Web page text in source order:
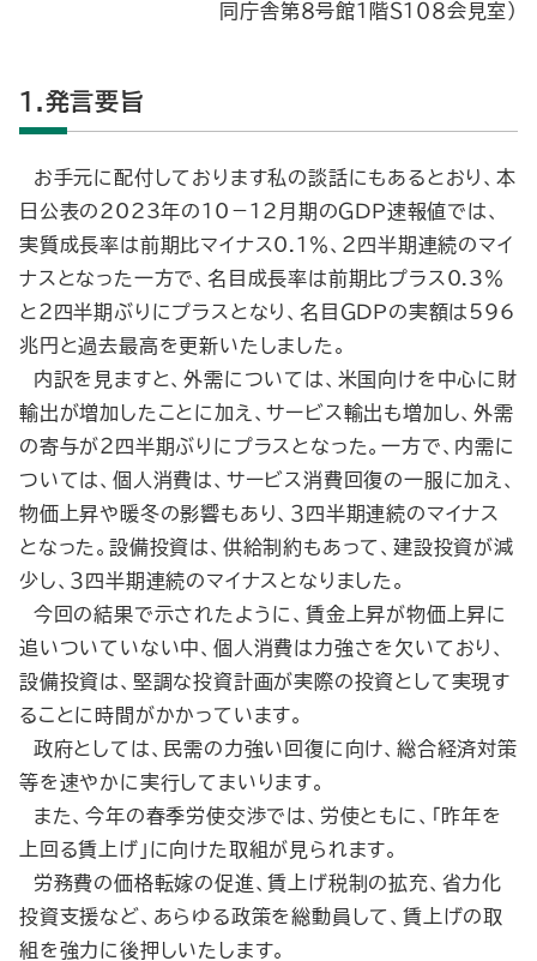
同庁舎第８号館１階Ｓ１０８会見室）
1.発言要旨
お手元に配付しております私の談話にもあるとおり、本
日公表の2023年の10－12月期のＧＤＰ速報値では、
実質成長率は前期比マイナス0.1％、２四半期連続のマイ
ナスとなった一方で、名目成長率は前期比プラス0.3％
と２四半期ぶりにプラスとなり、名目ＧＤＰの実額は596
兆円と過去最高を更新いたしました。
内訳を見ますと、外需については、米国向けを中心に財
輸出が増加したことに加え、サービス輸出も増加し、外需
の寄与が２四半期ぶりにプラスとなった。一方で、内需に
ついては、個人消費は、サービス消費回復の一服に加え、
物価上昇や暖冬の影響もあり、３四半期連続のマイナス
となった。設備投資は、供給制約もあって、建設投資が減
少し、３四半期連続のマイナスとなりました。
今回の結果で示されたように、賃金上昇が物価上昇に
追いついていない中、個人消費は力強さを欠いており、
設備投資は、堅調な投資計画が実際の投資として実現す
ることに時間がかかっています。
政府としては、民需の力強い回復に向け、総合経済対策
等を速やかに実行してまいります。
また、今年の春季労使交渉では、労使ともに、「昨年を
上回る賃上げ」に向けた取組が見られます。
労務費の価格転嫁の促進、賃上げ税制の拡充、省力化
投資支援など、あらゆる政策を総動員して、賃上げの取
組を強力に後押しいたします。